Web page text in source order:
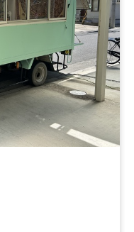
ホットドッグ トマト
ウダー、ホットドッ
ッグ（プレーン）、
リームソーダ、くる
ソーダ、カップアイ
スカッシュ、桜と檸
おにぎり、ブルーレ
濃厚りんごスカッシ
、ホットワイン、絶
の紅茶、濃厚りんご
わ桜ラテ、焼きたて
ムココア、生クリー
巻き＋豚汁セット、
ット、だし巻きセッ
まきおにぎりM、